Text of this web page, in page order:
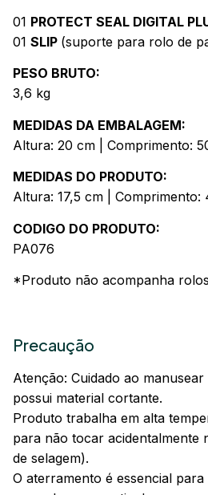
01 PROTECT SEAL DIGITAL
01 SLIP (suporte para rolo de
PESO BRUTO:
3,6 kg
MEDIDAS DA EMBALAGEM:
Altura: 20 cm | Comprimento:
MEDIDAS DO PRODUTO:
Altura: 17,5 cm |
CODIGO DO PRODUTO:
PA076
*Produto não acompanha
Precaução
Atenção: Cuidado ao
possui material cortante.
Produto trabalha em alta
para não tocar acidentalmente
de selagem).
O aterramento é essencial